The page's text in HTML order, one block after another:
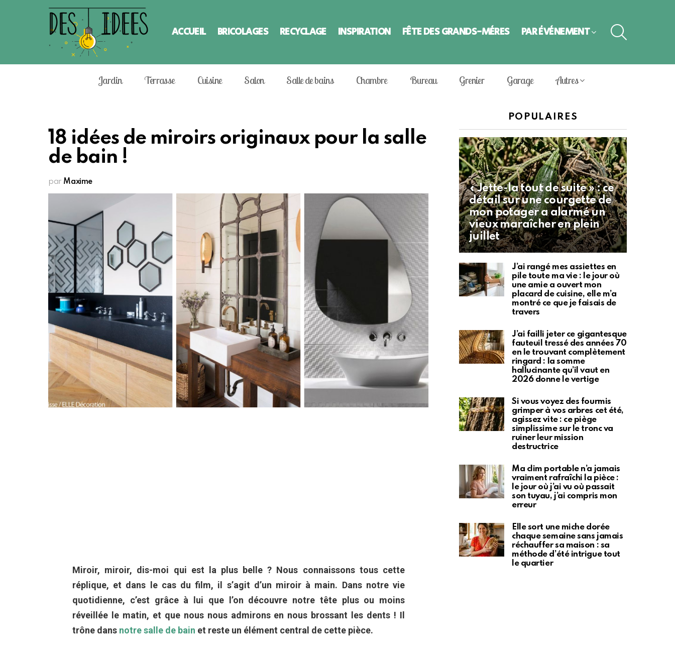
ACCUEIL BRICOLAGES RECYCLAGE INSPIRATION FÊTE DES GRANDS-MÈRES PAR ÉVÈNEMENT
Jardin Terrasse Cuisine Salon Salle de bains Chambre Bureau Grenier Garage Autres
18 idées de miroirs originaux pour la salle
de bain !
par Maxime
Miroir, miroir, dis-moi qui est la plus belle ? Nous connaissons tous cette
réplique, et dans le cas du film, il s’agit d’un miroir à main. Dans notre vie
quotidienne, c’est grâce à lui que l’on découvre notre tête plus ou moins
réveillée le matin, et que nous nous admirons en nous brossant les dents ! Il
trône dans notre salle de bain et reste un élément central de cette pièce.
POPULAIRES
« Jette-la tout de suite » : ce
détail sur une courgette de
mon potager a alarmé un
vieux maraîcher en plein
juillet
J’ai rangé mes assiettes en
pile toute ma vie : le jour où
une amie a ouvert mon
placard de cuisine, elle m’a
montré ce que je faisais de
travers
J’ai failli jeter ce gigantesque
fauteuil tressé des années 70
en le trouvant complètement
ringard : la somme
hallucinante qu’il vaut en
2026 donne le vertige
Si vous voyez des fourmis
grimper à vos arbres cet été,
agissez vite : ce piège
simplissime sur le tronc va
ruiner leur mission
destructrice
Ma clim portable n’a jamais
vraiment rafraîchi la pièce :
le jour où j’ai vu où passait
son tuyau, j’ai compris mon
erreur
Elle sort une miche dorée
chaque semaine sans jamais
réchauffer sa maison : sa
méthode d’été intrigue tout
le quartier